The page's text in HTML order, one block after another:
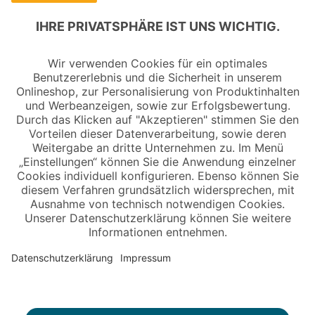
Copyright © 2026 Jungheinrich PROFISHOP
Newsletter
Anmelden →